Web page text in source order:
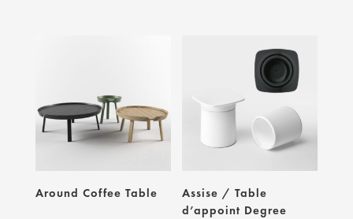
Around Coffee Table
Assise / Table
d’appoint Degree